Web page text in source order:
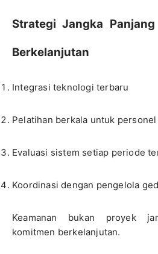
Strategi Jangka
Berkelanjutan
Integrasi teknologi terbaru
Pelatihan berkala untuk personel
Evaluasi sistem setiap periode
Koordinasi dengan pengelola
Keamanan bukan proyek
komitmen berkelanjutan.